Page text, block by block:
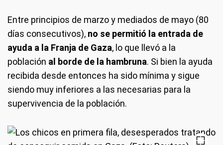
Entre principios de marzo y mediados de mayo (80
días consecutivos), no se permitió la entrada de
ayuda a la Franja de Gaza, lo que llevó a la
población al borde de la hambruna. Si bien la ayuda
recibida desde entonces ha sido mínima y sigue
siendo muy inferiores a las necesarias para la
supervivencia de la población.